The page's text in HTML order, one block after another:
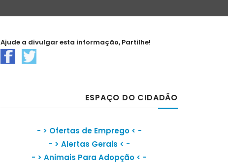
Ajude a divulgar esta informação, Partilhe!
ESPAÇO DO CIDADÃO
- > Ofertas de Emprego< -
- > Alertas Gerais < -
- > Animais Para Adopção < -